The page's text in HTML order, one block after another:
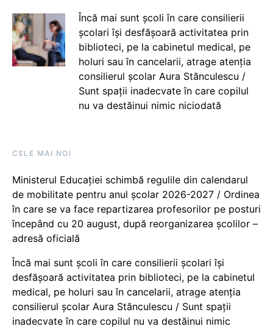
Încă mai sunt școli în care consilierii
școlari își desfășoară activitatea prin
biblioteci, pe la cabinetul medical, pe
holuri sau în cancelarii, atrage atenția
consilierul școlar Aura Stănculescu /
Sunt spații inadecvate în care copilul
nu va destăinui nimic niciodată
CELE MAI NOI
Ministerul Educației schimbă regulile din calendarul
de mobilitate pentru anul școlar 2026-2027 / Ordinea
în care se va face repartizarea profesorilor pe posturi
începând cu 20 august, după reorganizarea școlilor –
adresă oficială
Încă mai sunt școli în care consilierii școlari își
desfășoară activitatea prin biblioteci, pe la cabinetul
medical, pe holuri sau în cancelarii, atrage atenția
consilierul școlar Aura Stănculescu / Sunt spații
inadecvate în care copilul nu va destăinui nimic